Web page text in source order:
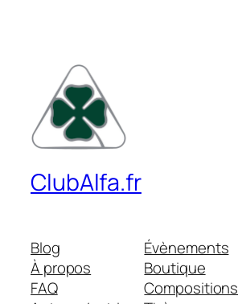
ClubAlfa.fr
Blog
À propos
FAQ
Évènements
Boutique
Compositions